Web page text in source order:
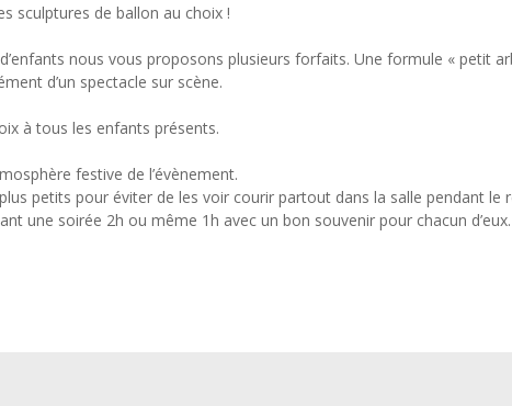
sculptures de ballon au choix !
nous vous proposons plusieurs forfaits. Une formule « petit
d’un spectacle sur scène.
à tous les enfants présents.
festive de l’évènement.
petits pour éviter de les voir courir partout dans la salle pendant le
une soirée 2h ou même 1h avec un bon souvenir pour chacun d’eux.